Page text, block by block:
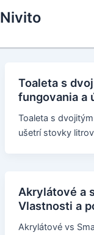
to
Nivito
Toaleta s
fungovania a
Toaleta s
ušetrí stovky
Akrylátové a
Vlastnosti a
Akrylátové vs